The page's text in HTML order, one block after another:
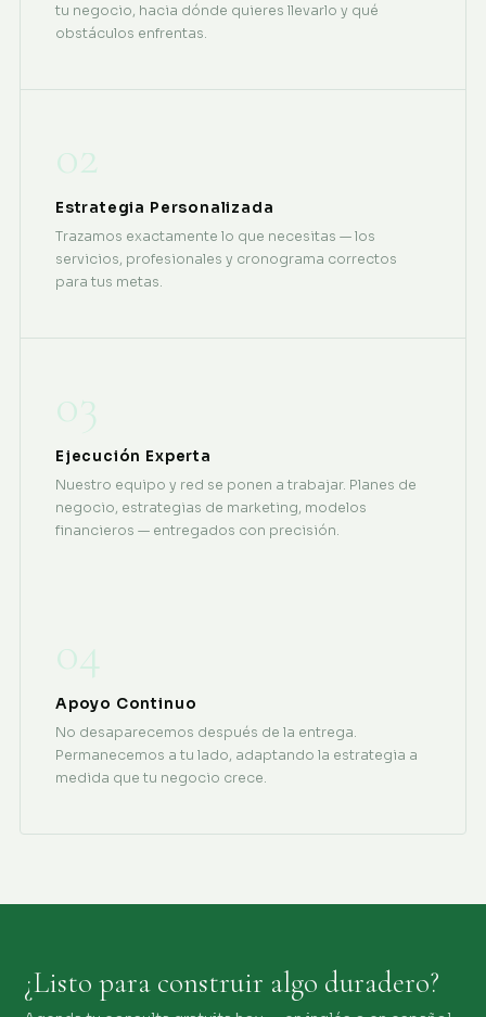
tu negocio, hacia dónde quieres llevarlo y qué
obstáculos enfrentas.
02
Estrategia Personalizada
Trazamos exactamente lo que necesitas — los
servicios, profesionales y cronograma correctos
para tus metas.
03
Ejecución Experta
Nuestro equipo y red se ponen a trabajar. Planes de
negocio, estrategias de marketing, modelos
financieros — entregados con precisión.
04
Apoyo Continuo
No desaparecemos después de la entrega.
Permanecemos a tu lado, adaptando la estrategia a
medida que tu negocio crece.
¿Listo para construir algo duradero?